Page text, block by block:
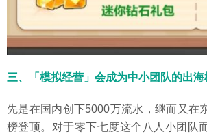
三、「模拟经营」会成为中小团队的出海
先是在国内创下5000万流水，继而又在
榜登顶。对于零下七度这个八人小团队